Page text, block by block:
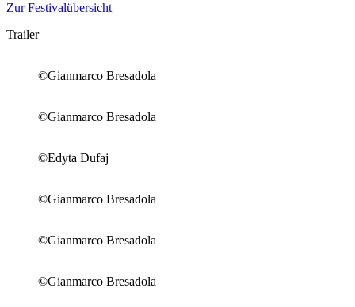
Zur Festivalübersicht
Trailer
©Gianmarco Bresadola
©Gianmarco Bresadola
©Edyta Dufaj
©Gianmarco Bresadola
©Gianmarco Bresadola
©Gianmarco Bresadola